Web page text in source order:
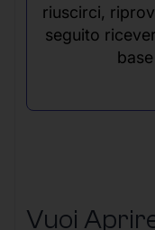
riuscirci,
seguito
Vuoi